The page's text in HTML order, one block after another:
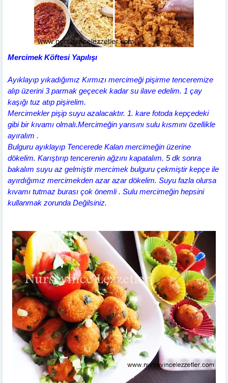
Mercimek Köftesi Yapılışı
Ayıklayıp yıkadığımız Kırmızı mercimeği pişirme tenceremize
alıp üzerini 3 parmak geçecek kadar su ilave edelim. 1 çay
kaşığı tuz atıp pişirelim.
Mercimekler pişip suyu azalacaktır. 1. kare fotoda kepçedeki
gibi bir kıvamı olmalı.Mercimeğin yarısını sulu kısmını özellikle
ayıralım .
Bulguru ayıklayıp Tencerede Kalan mercimeğin üzerine
dökelim. Karıştırıp tencerenin ağzını kapatalım. 5 dk sonra
bakalım suyu az gelmiştir mercimek bulguru çekmiştir kepçe ile
ayırdığımız mercimekden azar azar dökelim. Suyu fazla olursa
kıvamı tutmaz burası çok önemli . Sulu mercimeğin hepsini
kullanmak zorunda Değilsiniz.